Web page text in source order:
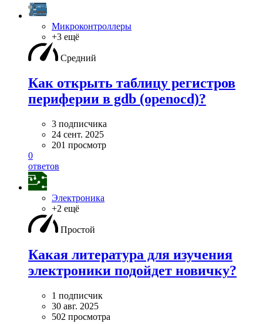
Микроконтроллеры
+3 ещё
Средний
Как открыть таблицу регистров
периферии в gdb (openocd)?
3 подписчика
24 сент. 2025
201 просмотр
0
ответов
Электроника
+2 ещё
Простой
Какая литература для изучения
электроники подойдет новичку?
1 подписчик
30 авг. 2025
502 просмотра